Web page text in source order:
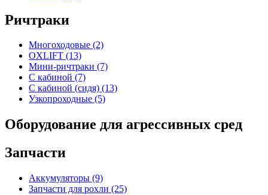
Ричтраки
Многоходовые (2)
OXLIFT (13)
Мини-ричтраки (7)
С кабиной (7)
С кабиной (сидя) (13)
Узкопроходные (5)
Оборудование для агрессивных сред
Запчасти
Аккумуляторы (9)
Запчасти для рохли (25)